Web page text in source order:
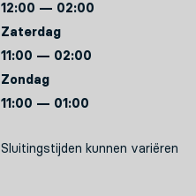
12:00 — 02:00
Zaterdag
11:00 — 02:00
Zondag
11:00 — 01:00
Sluitingstijden kunnen variëren